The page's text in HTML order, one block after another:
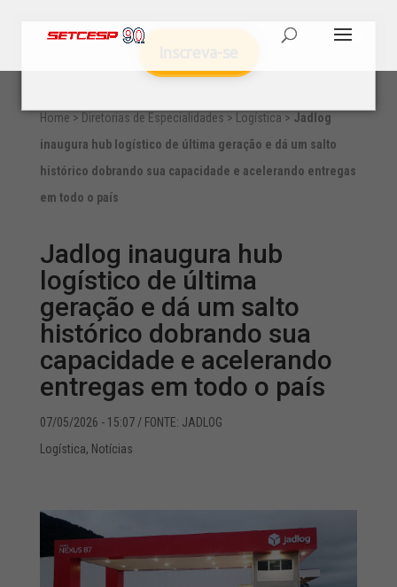
Home > Diretorias de Especialidades > Logística > Jadlog
inaugura hub logístico de última geração e dá um salto
histórico dobrando sua capacidade e acelerando entregas
em todo o país
Jadlog inaugura hub
logístico de última
geração e dá um salto
histórico dobrando sua
capacidade e acelerando
entregas em todo o país
07/05/2026 - 15:07/ FONTE: JADLOG
Logística, Notícias